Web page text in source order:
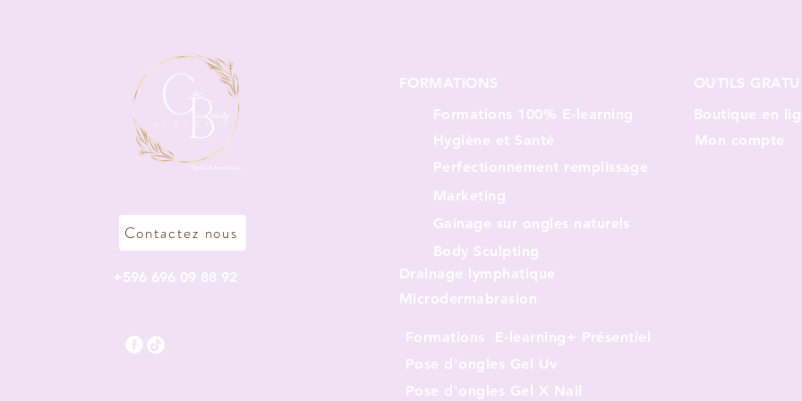
FORMATIONS
OUTILS
Boutique en
Mon compte
Contactez nous
+596 696 09 88 92
Drainage lymphatique
Microdermabrasion
Formations E-learning+ Présentiel
Pose d'ongles Gel Uv
Pose d'ongles Gel X Nail
Formations 100% E-learning
Hygiène et Santé
Perfectionnement remplissage
Marketing
Gainage sur ongles naturels
Body Sculpting